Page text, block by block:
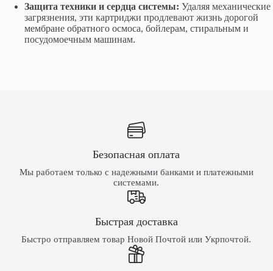
Защита техники и сердца системы: Удаляя механические
загрязнения, эти картриджи продлевают жизнь дорогой
мембране обратного осмоса, бойлерам, стиральным и
посудомоечным машинам.
Безопасная оплата
Мы работаем только с надежными банками и платежными
системами.
Быстрая доставка
Быстро отправляем товар Новой Почтой или Укрпочтой.